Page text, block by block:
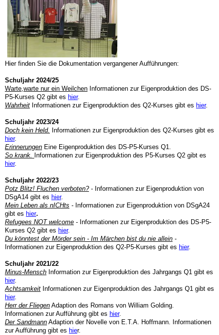
Hier finden Sie die Dokumentation vergangener Aufführungen:
Schuljahr 2024/25
Warte,warte nur ein Weilchen Informationen zur Eigenproduktion des DS-
P5-Kurses Q2 gibt es hier.
Wahrheit Informationen zur Eigenproduktion des Q2-Kurses gibt es hier.
Schuljahr 2023/24
Doch kein Held.
Informationen zur Eigenproduktion des Q2-Kurses gibt es
hier.
Erinnerungen Eine Eigenproduktion des DS-P5-Kurses Q1.
So krank.
Informationen zur Eigenproduktion des P5-Kurses Q2 gibt es
hier.
Schuljahr 2022/23
Potz Blitz! Fluchen verboten?- Informationen zur Eigenproduktion von
DSgA14 gibt es hier.
Mein Leben als nICHts - Informationen zur Eigenproduktion von DSgA24
gibt es hier.
Refugees NOT welcome - Informationen zur Eigenproduktion des DS-P5-
Kurses Q2 gibt es hier.
Du könntest der Mörder sein - Im Märchen bist du nie allein -
Informationen zur Eigenproduktion des Q2-P5-Kurses gibt es hier.
Schuljahr 2021/22
Minus-Mensch Information zur Eigenproduktion des Jahrgangs Q1 gibt es
hier.
Achtsamkeit Informationen zur Eigenproduktion des Jahrgangs Q1 gibt es
hier.
Herr der Fliegen Adaption des Romans von William Golding.
Informationen zur Aufführung gibt es hier.
Der Sandmann Adaption der Novelle von E.T.A. Hoffmann. Informationen
zur Aufführung gibt es hier.